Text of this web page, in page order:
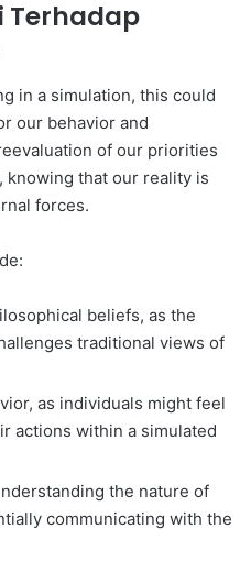
Terhadap
in a simulation, this could
our behavior and
of our priorities
knowing that our reality is
forces.
beliefs, as the
traditional views of
as individuals might feel
actions within a simulated
the nature of
communicating with the